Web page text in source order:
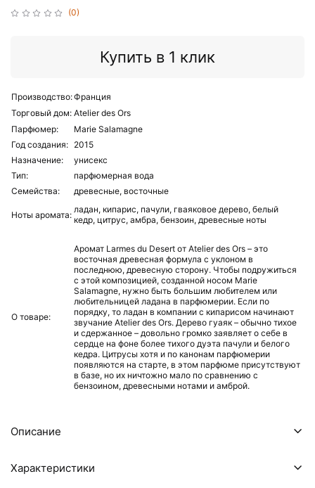
(0)
Купить в 1 клик
Производство:Франция
Торговый дом: Atelier des Ors
Парфюмер:
Marie Salamagne
Год создания: 2015
Назначение:
унисекс
Тип:
парфюмерная вода
Семейства:
древесные, восточные
Ноты аромата:
ладан, кипарис, пачули, гваяковое дерево, белый
кедр, цитрус, амбра, бензоин, древесные ноты
О товаре:
Аромат Larmes du Desert от Atelier des Ors – это
восточная древесная формула с уклоном в
последнюю, древесную сторону. Чтобы подружиться
с этой композицией, созданной носом Marie
Salamagne, нужно быть большим любителем или
любительницей ладана в парфюмерии. Если по
порядку, то ладан в компании с кипарисом начинают
звучание Atelier des Ors. Дерево гуаяк – обычно тихое
и сдержанное – довольно громко заявляет о себе в
сердце на фоне более тихого дуэта пачули и белого
кедра. Цитрусы хотя и по канонам парфюмерии
появляются на старте, в этом парфюме присутствуют
в базе, но их ничтожно мало по сравнению с
бензоином, древесными нотами и амброй.
Описание
Характеристики